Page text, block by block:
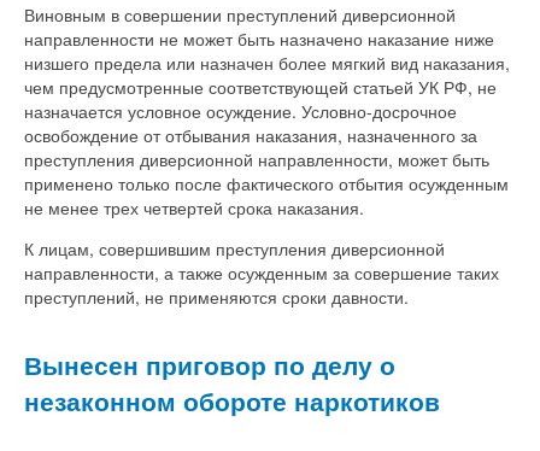
Виновным в совершении преступлений диверсионной
направленности не может быть назначено наказание ниже
низшего предела или назначен более мягкий вид наказания,
чем предусмотренные соответствующей статьей УК РФ, не
назначается условное осуждение. Условно-досрочное
освобождение от отбывания наказания, назначенного за
преступления диверсионной направленности, может быть
применено только после фактического отбытия осужденным
не менее трех четвертей срока наказания.
К лицам, совершившим преступления диверсионной
направленности, а также осужденным за совершение таких
преступлений, не применяются сроки давности.
Вынесен приговор по делу о
незаконном обороте наркотиков